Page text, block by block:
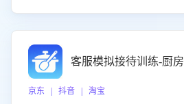
客服模拟接待训练-厨
京东 | 抖音 | 淘宝